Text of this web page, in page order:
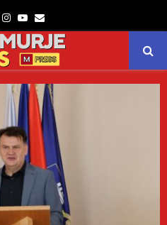
Instagram
Youtube
Email